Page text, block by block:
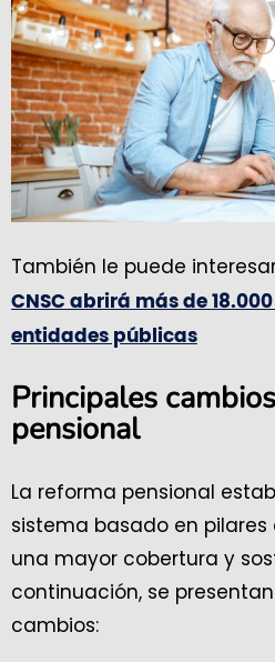
También le puede
CNSC abrirá más de
entidades públicas
Principales
pensional
La reforma pensional
sistema basado en
una mayor cobertura y
continuación, se
cambios: